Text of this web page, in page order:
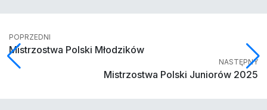
POPRZEDNI
Mistrzostwa Polski Młodzików
NASTĘPNY
Mistrzostwa Polski Juniorów 2025